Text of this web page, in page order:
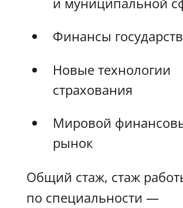
Финансы
Новые технологии
страхования
Мировой
рынок
Общий стаж, стаж
по специальности —